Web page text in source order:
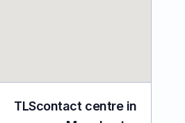
TLScontact centre in